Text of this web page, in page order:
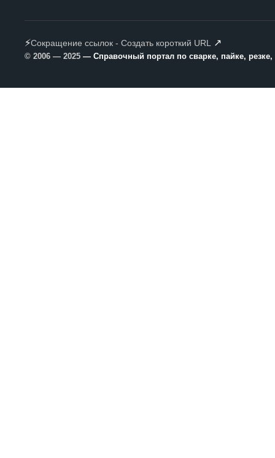
⚡Сокращение ссылок - Создать короткий URL ↗
© 2006 — 2025 — Справочный портал по сварке, пайке,